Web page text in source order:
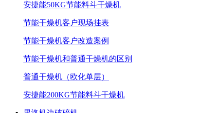
安捷能50KG节能料斗干燥机
节能干燥机客户现场挂表
节能干燥机客户改造案例
节能干燥机和普通干燥机的区别
普通干燥机（欧化单层）
安捷能200KG节能料斗干燥机